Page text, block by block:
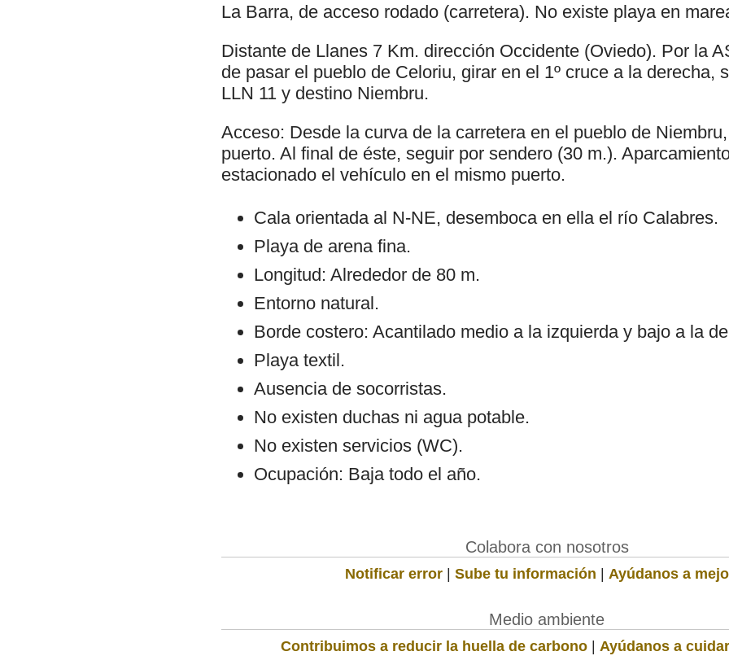
La Barra, de acceso rodado (carretera). No existe playa en
Distante de Llanes 7 Km. dirección Occidente (Oviedo). Por la
de pasar el pueblo de Celoriu, girar en el 1º cruce a la derecha,
LLN 11 y destino Niembru.
Acceso: Desde la curva de la carretera en el pueblo de
puerto. Al final de éste, seguir por sendero (30 m.).
estacionado el vehículo en el mismo puerto.
Cala orientada al N-NE, desemboca en ella el río Calabres.
Playa de arena fina.
Longitud: Alrededor de 80 m.
Entorno natural.
Borde costero: Acantilado medio a la izquierda y bajo a la
Playa textil.
Ausencia de socorristas.
No existen duchas ni agua potable.
No existen servicios (WC).
Ocupación: Baja todo el año.
Colabora con nosotros
Notificar error | Sube tu información | Ayúdanos a
Medio ambiente
Contribuimos a reducir la huella de carbono | Ayúdanos a